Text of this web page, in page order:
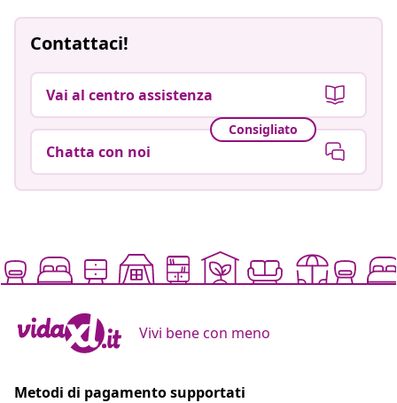
Contattaci!
Vai al centro assistenza
Consigliato
Chatta con noi
Vivi bene con meno
Metodi di pagamento supportati